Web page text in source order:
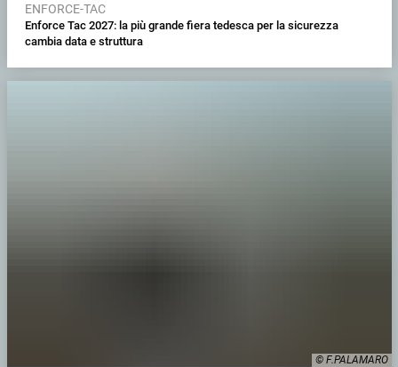
ENFORCE-TAC
Enforce Tac 2027: la più grande fiera tedesca per la sicurezza
cambia data e struttura
© F.PALAMARO